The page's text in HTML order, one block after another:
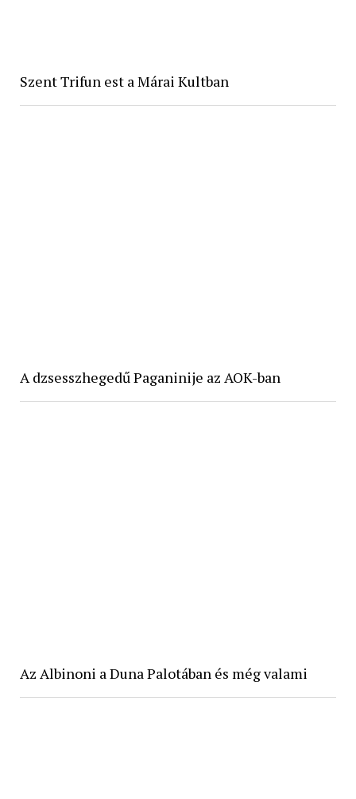
Szent Trifun est a Márai Kultban
A dzsesszhegedű Paganinije az AOK-ban
Az Albinoni a Duna Palotában és még valami